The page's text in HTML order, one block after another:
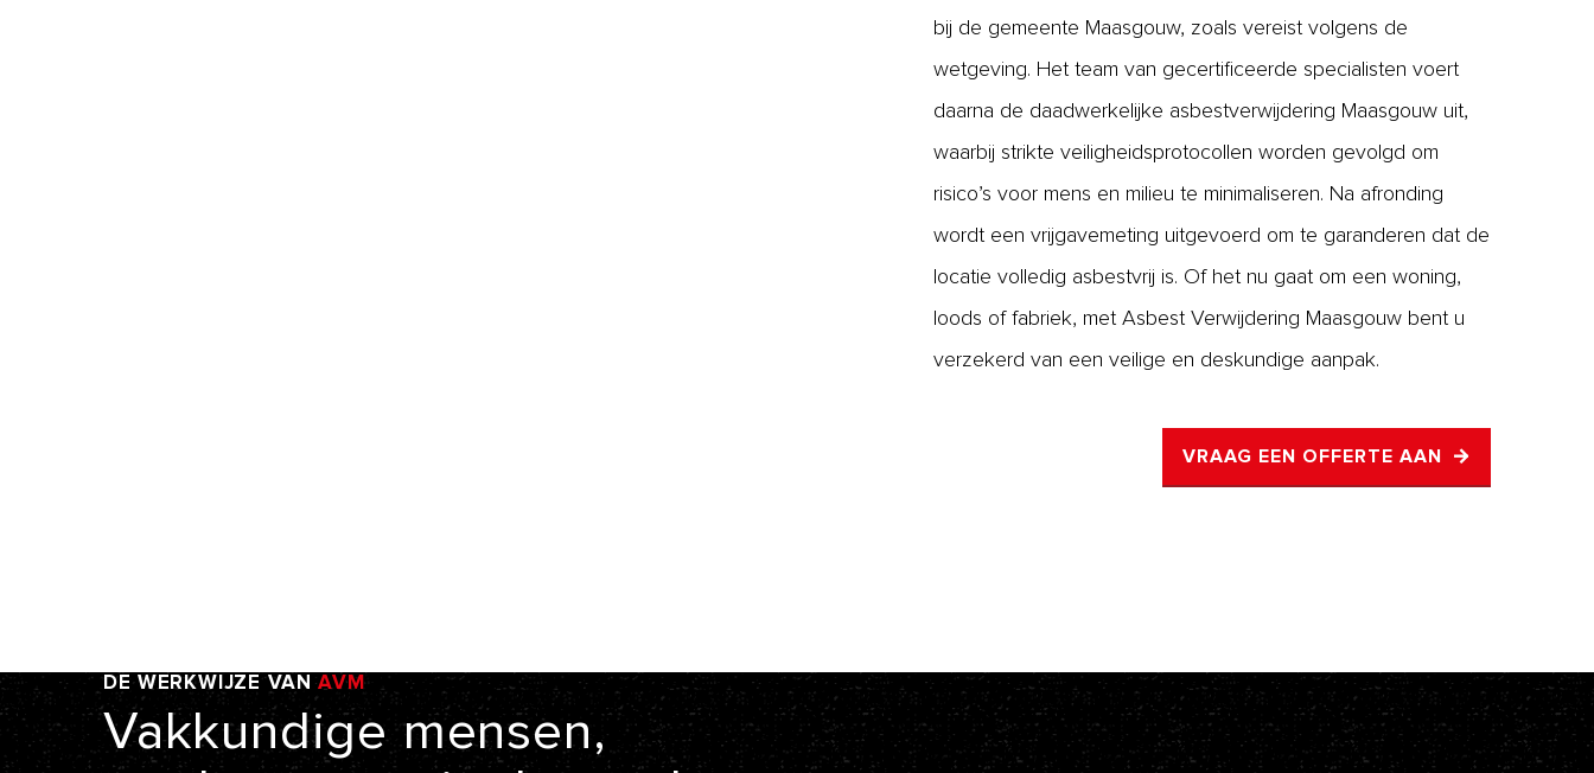
bij de gemeente Maasgouw, zoals vereist volgens de
wetgeving. Het team van gecertificeerde specialisten voert
daarna de daadwerkelijke asbestverwijdering Maasgouw uit,
waarbij strikte veiligheidsprotocollen worden gevolgd om
risico’s voor mens en milieu te minimaliseren. Na afronding
wordt een vrijgavemeting uitgevoerd om te garanderen dat de
locatie volledig asbestvrij is. Of het nu gaat om een woning,
loods of fabriek, met Asbest Verwijdering Maasgouw bent u
verzekerd van een veilige en deskundige aanpak.
VRAAG EEN OFFERTE AAN
DE WERKWIJZE VAN AVM
Vakkundige mensen,